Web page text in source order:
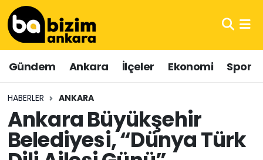
Gündem Ankara İlçeler Ekonomi Spor
HABERLER ANKARA
Ankara Büyükşehir
Belediyesi, “Dünya Türk
Hava Durumu
Trafik Durumu
Süper Lig Puan Durumu ve Fikstür
Tüm Manşetler